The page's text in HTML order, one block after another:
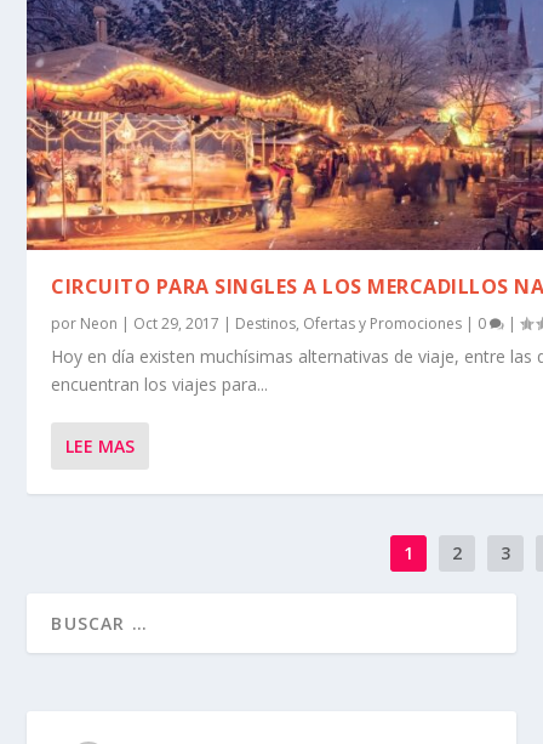
CIRCUITO PARA SINGLES A LOS MERCADILLOS
por Neon | Oct 29, 2017 | Destinos, Ofertas y Promociones | 0 |
Hoy en día existen muchísimas alternativas de viaje, entre las
encuentran los viajes para...
LEE MAS
1 2 3